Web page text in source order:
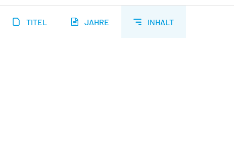
TITEL JAHRE INHALT